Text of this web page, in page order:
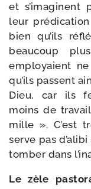
et s’i­ma­ginent
leur
bien qu’ils
beau­coup
employaient
qu’ils passent
Dieu, car ils
moins de
mille ». C’est
serve pas
tom­ber dans
Le zèle